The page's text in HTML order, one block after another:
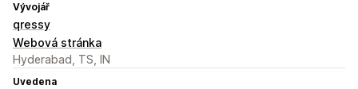
Vývojář
qressy
Webová stránka
Hyderabad, TS, IN
Uvedena